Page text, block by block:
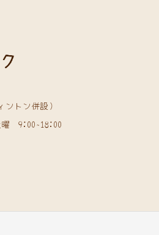
トン併設）
曜 9:00~18:00